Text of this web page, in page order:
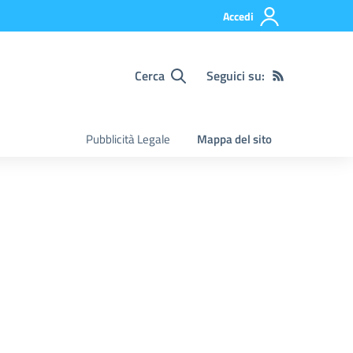
Accedi
Cerca Seguici su:
Pubblicità Legale Mappa del sito